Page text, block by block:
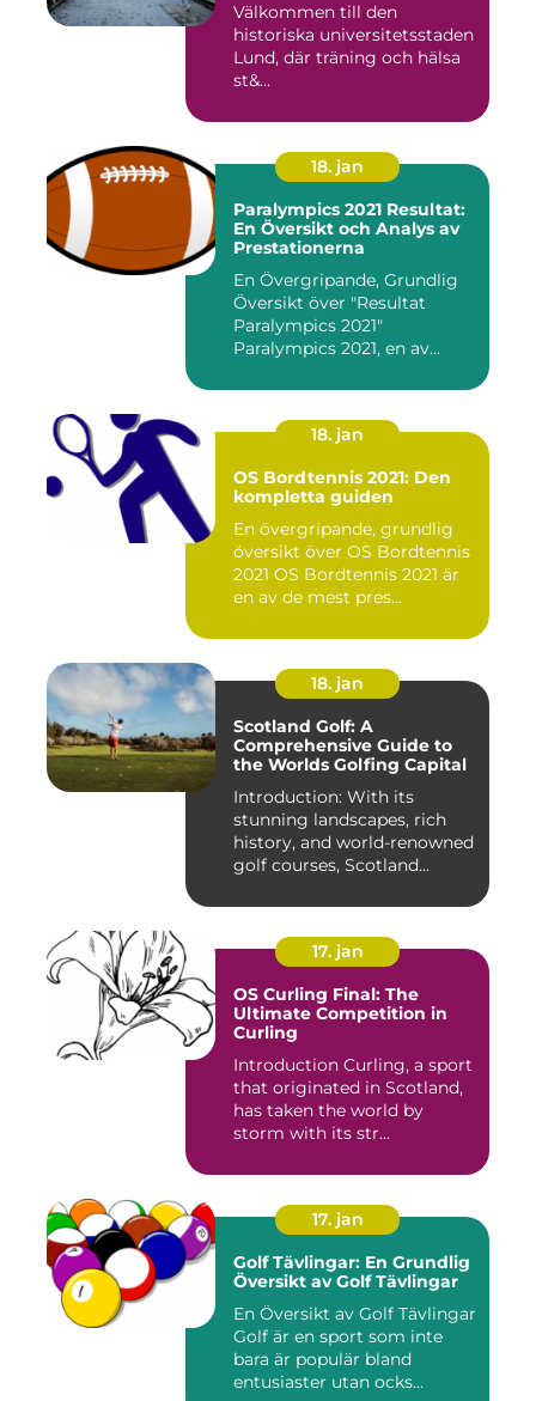
Välkommen till den
historiska universitetsstaden
Lund, där träning och hälsa
st&...
18. jan
Paralympics 2021 Resultat:
En Översikt och Analys av
Prestationerna
En Övergripande, Grundlig
Översikt över "Resultat
Paralympics 2021"
Paralympics 2021, en av
18. jan
OS Bordtennis 2021: Den
kompletta guiden
En övergripande, grundlig
översikt över OS Bordtennis
2021 OS Bordtennis 2021 är
en av de mest pres...
18. jan
Scotland Golf: A
Comprehensive Guide to
the Worlds Golfing Capital
Introduction: With its
stunning landscapes, rich
history, and world-renowned
golf courses, Scotland...
17. jan
OS Curling Final: The
Ultimate Competition in
Curling
Introduction Curling, a sport
that originated in Scotland,
has taken the world by
storm with its str...
17. jan
Golf Tävlingar: En Grundlig
Översikt av Golf Tävlingar
En Översikt av Golf Tävlingar
Golf är en sport som inte
bara är populär bland
entusiaster utan ocks...